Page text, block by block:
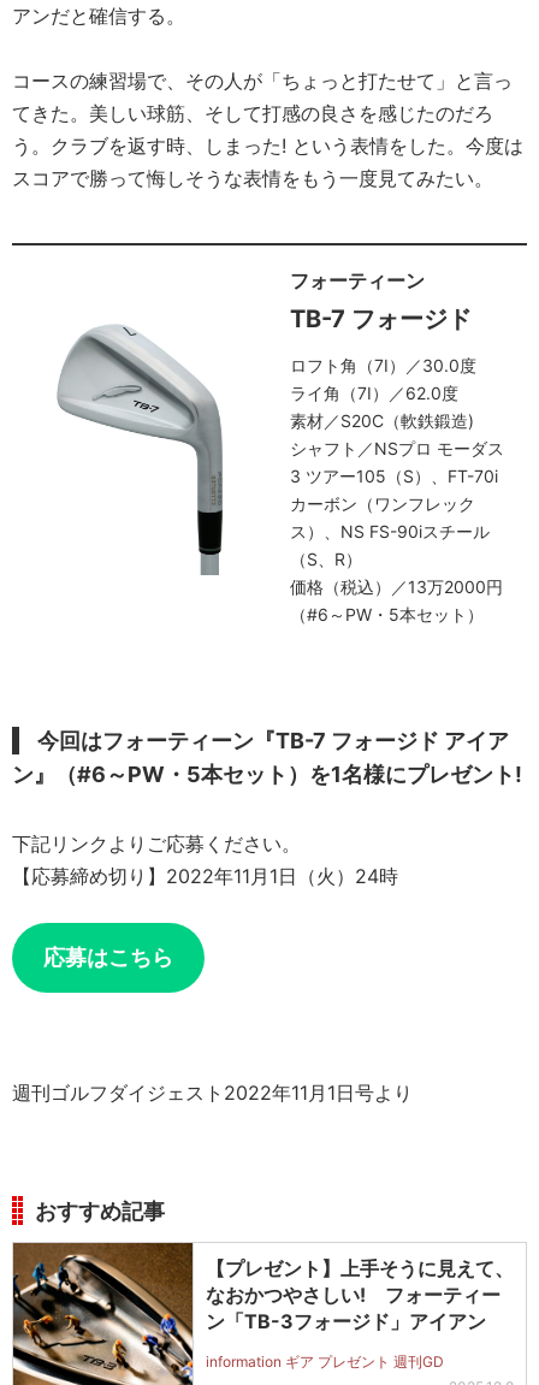
アンだと確信する。
コースの練習場で、その人が「ちょっと打たせて」と言っ
てきた。美しい球筋、そして打感の良さを感じたのだろ
う。クラブを返す時、しまった! という表情をした。今度は
スコアで勝って悔しそうな表情をもう一度見てみたい。
フォーティーン
TB-7 フォージド
ロフト角（7I）／30.0度
ライ角（7I）／62.0度
素材／S20C（軟鉄鍛造)
シャフト／NSプロ モーダス
3 ツアー105（S）、FT-70i
カーボン（ワンフレック
ス）、NS FS-90iスチール
（S、R）
価格（税込）／13万2000円
（#6～PW・5本セット）
今回はフォーティーン『TB-7 フォージド アイア
ン』（#6～PW・5本セット）を1名様にプレゼント!
下記リンクよりご応募ください。
【応募締め切り】2022年11月1日（火）24時
応募はこちら
週刊ゴルフダイジェスト2022年11月1日号より
おすすめ記事
【プレゼント】上手そうに見えて、
なおかつやさしい! フォーティー
ン「TB-3フォージド」アイアン
information ギア プレゼント 週刊GD